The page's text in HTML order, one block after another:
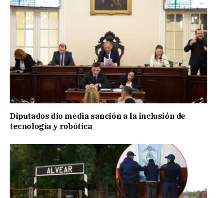
Diputados dio media sanción a la inclusión de
tecnología y robótica